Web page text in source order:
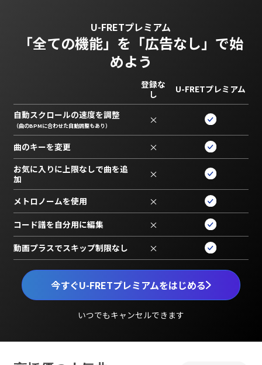
U-FRETプレミアム
「全ての機能」を 「広告なし」で始
めよう
今すぐU-FRETプレミアムをはじめる
いつでもキャンセルできます
登録な
し
U-FRETプレミアム
自動スクロールの速度を調整
（曲のBPMに合わせた自動調整もあり） ×
曲のキーを変更 ×
お気に入りに上限なしで曲を追
加
×
メトロノームを使用 ×
コード譜を自分用に編集 ×
動画プラスでスキップ制限なし ×